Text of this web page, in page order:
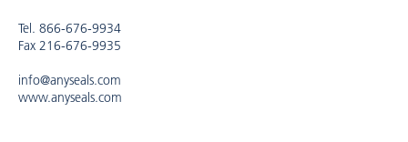
Tel. 866-676-9934
Fax 216-676-9935
info@anyseals.com
www.anyseals.com